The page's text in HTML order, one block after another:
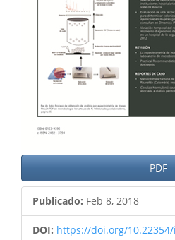
PDF
Publicado: Feb 8, 2018
DOI: https://doi.org/